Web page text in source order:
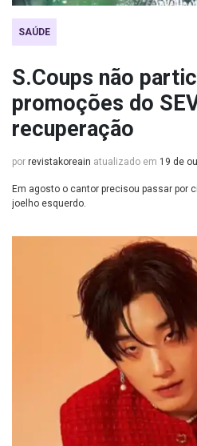
SAÚDE
S.Coups não
promoções do
recuperação
por revistakoreain atualizado em 19 de
Em agosto o cantor precisou passar por
joelho esquerdo.